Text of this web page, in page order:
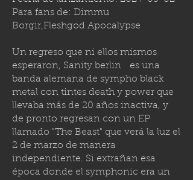
Para fans de: Dimmu
Borgir,Fleshgod Apocalypse
Un regreso que ni ellos mismos
esperaron, Sanity.berlin es una
banda alemana de sympho black
metal con tintes death y power que
llevaba más de 20 años inactiva, y
de pronto regresan con un EP
llamado "The Beast" que verá la luz el
2 de marzo de manera
independiente. Si extrañan esa
época donde el symphonic era un